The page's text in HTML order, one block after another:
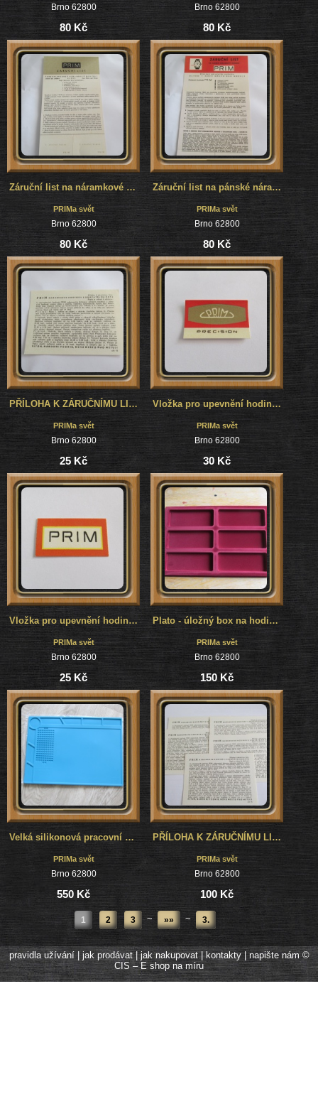
Brno 62800
80 Kč
Brno 62800
80 Kč
Záruční list na náramkové hodinky Prim, č.2
PRIMa svět
Brno 62800
80 Kč
Záruční list na pánské náramkové hodinky Prim, č.1
PRIMa svět
Brno 62800
80 Kč
PŘÍLOHA K ZÁRUČNÍMU LISTU HODINEK PRIM S UKAZATELEM DATA
PRIMa svět
Brno 62800
25 Kč
Vložka pro upevnění hodinek v krabičce Prim - Prim Precision
PRIMa svět
Brno 62800
30 Kč
Vložka pro upevnění hodinek v krabičce
PRIMa svět
Brno 62800
25 Kč
Plato - úložný box na hodinky, strojky nebo číselníky
PRIMa svět
Brno 62800
150 Kč
Velká silikonová pracovní podložka ideální pro opravy hodinek
PRIMa svět
Brno 62800
550 Kč
PŘÍLOHA K ZÁRUČNÍMU LISTU HODINEK PRIM - 5 kusů
PRIMa svět
Brno 62800
100 Kč
1 2 3 ~ »» ~ 3.
pravidla užívání| jak prodávat|jak nakupovat| kontakty|napište nám ©
CIS – E shop na míru